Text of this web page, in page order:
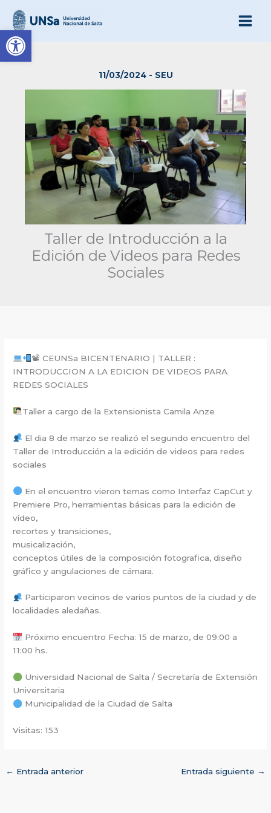
Abrir barra de
contenido
11/03/2024 - SEU
Taller de Introducción a la
Edición de Videos para Redes
Sociales
📽 CEUNSa BICENTENARIO | TALLER :
INTRODUCCION A LA EDICION DE VIDEOS PARA
REDES SOCIALES
Taller a cargo de la Extensionista Camila Anze
El dia 8 de marzo se realizó el segundo encuentro del
Taller de Introducción a la edición de videos para redes
sociales
En el encuentro vieron temas como Interfaz CapCut y
Premiere Pro, herramientas básicas para la edición de
vídeo,
recortes y transiciones,
musicalización,
conceptos útiles de la composición fotografica, diseño
gráfico y angulaciones de cámara.
Participaron vecinos de varios puntos de la ciudad y de
localidades aledañas.
Próximo encuentro Fecha: 15 de marzo, de 09:00 a
11:00 hs.
Universidad Nacional de Salta / Secretaría de Extensión
Universitaria
Municipalidad de la Ciudad de Salta
Visitas: 153
← Entrada anterior Entrada siguiente →